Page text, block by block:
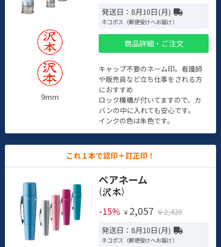
9mm
発送日：8月10日(月)
ネコポス（郵便受けへお届け）
商品詳細・ご注文
キャップ不要のネーム印。看護師
や販売員など立ち仕事をされる方
におすすめ
ロック機構が付いてますので、カ
バンの中に入れても安心です。
インクの色は朱色です。
これ１本で認印＋訂正印！
ペアネーム
(
)
-15% ￥ 2,057 ￥2,420
発送日：8月10日(月)
ネコポス（郵便受けへお届け）